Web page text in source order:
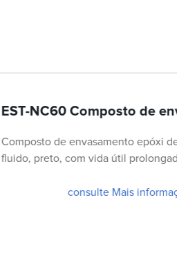
EST-NC60 Composto de
Composto de envasamento epóxi
fluido, preto, com vida útil
consulte Mais